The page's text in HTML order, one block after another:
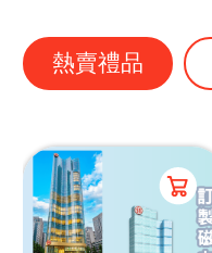
熱賣禮品